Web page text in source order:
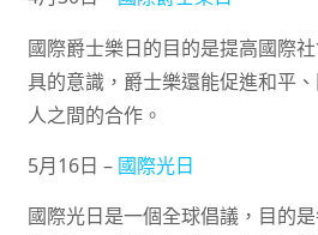
國際爵士樂日的目的是提高國際
具的意識，爵士樂還能促進和平
人之間的合作。
5月16日 – 國際光日
國際光日是一個全球倡議，目的